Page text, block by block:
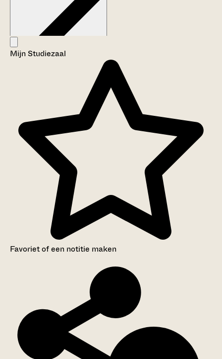
Aanwijzingen voor de gebruiker
Inventaris
Mijn Studiezaal
Favoriet of een notitie maken